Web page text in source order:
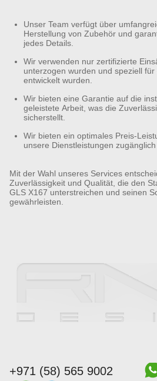
Unser Team verfügt über
Herstellung von Zubehör und
jedes Details.
Wir verwenden nur zertifizierte
unterzogen wurden und speziell
entwickelt wurden.
Wir bieten eine Garantie auf die
geleistete Arbeit, was die
sicherstellt.
Wir bieten ein optimales Preis-
unsere Dienstleistungen
Mit der Wahl unseres Services
Zuverlässigkeit und Qualität, die den
GLS X167 unterstreichen und seinen
gewährleisten.
+971 (58) 565 9002